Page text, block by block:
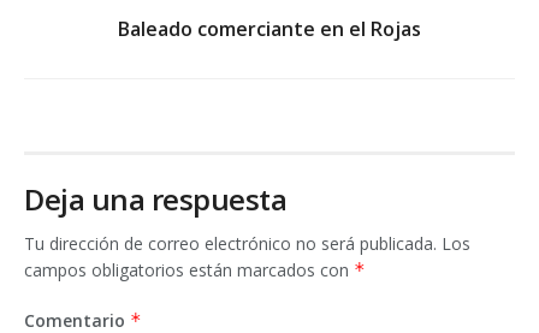
Baleado comerciante en el Rojas
Deja una respuesta
Tu dirección de correo electrónico no será publicada. Los
campos obligatorios están marcados con *
Comentario *